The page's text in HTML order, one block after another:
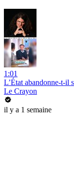
1:01
L’État abandonne-t-il
Le Crayon
il y a 1 semaine